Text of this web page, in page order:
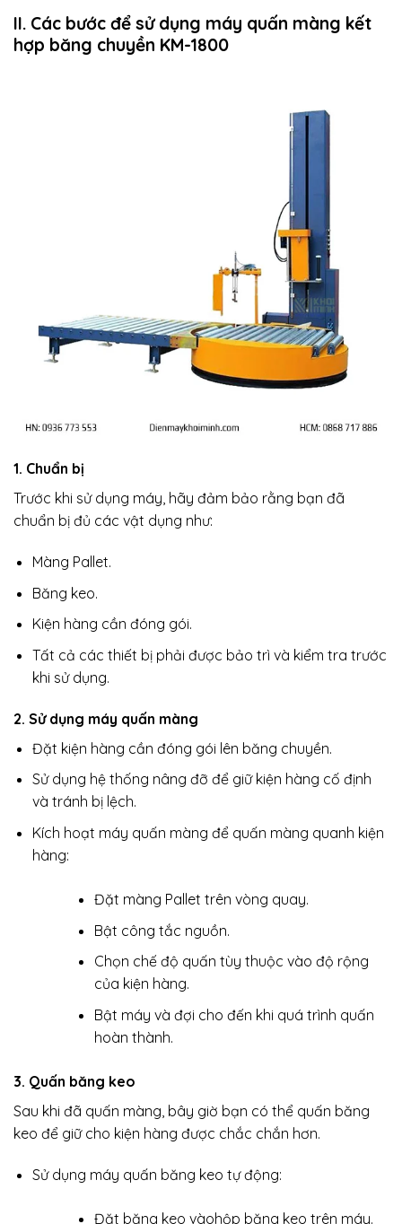
II. Các bước để sử dụng máy quấn màng kết
hợp băng chuyền KM-1800
1. Chuẩn bị
Trước khi sử dụng máy, hãy đảm bảo rằng bạn đã
chuẩn bị đủ các vật dụng như:
Màng Pallet.
Băng keo.
Kiện hàng cần đóng gói.
Tất cả các thiết bị phải được bảo trì và kiểm tra trước
khi sử dụng.
2. Sử dụng máy quấn màng
Đặt kiện hàng cần đóng gói lên băng chuyền.
Sử dụng hệ thống nâng đỡ để giữ kiện hàng cố định
và tránh bị lệch.
Kích hoạt máy quấn màng để quấn màng quanh kiện
hàng:
Đặt màng Pallet trên vòng quay.
Bật công tắc nguồn.
Chọn chế độ quấn tùy thuộc vào độ rộng
của kiện hàng.
Bật máy và đợi cho đến khi quá trình quấn
hoàn thành.
3. Quấn băng keo
Sau khi đã quấn màng, bây giờ bạn có thể quấn băng
keo để giữ cho kiện hàng được chắc chắn hơn.
Sử dụng máy quấn băng keo tự động:
Đặt băng keo vàohộp băng keo trên máy.